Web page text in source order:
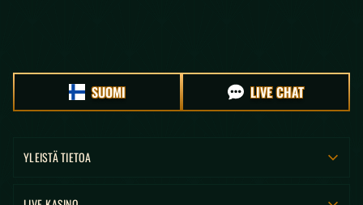
SUOMI LIVE CHAT
YLEISTÄ TIETOA